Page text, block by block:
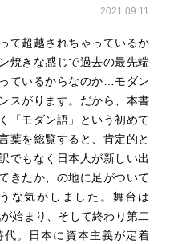
2021.09.11
て超越されちゃっているか
焼きな感じで過去の最先端
ているからなのか…モダン
スがります。だから、本書
「モダン語」という初めて
葉を総覧すると、肯定的と
でもなく日本人が新しい出
きたか、の地に足がついて
な気がしました。舞台は
始まり、そして終わり第二
。日本に資本主義が定着